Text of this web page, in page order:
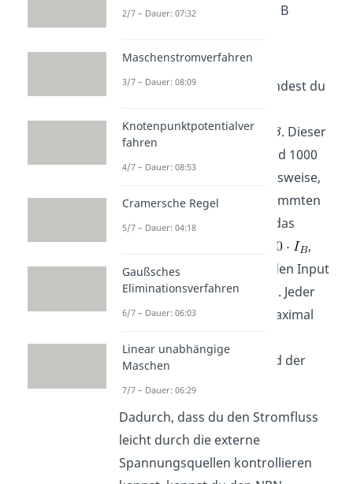
bekommt den Buchstaben B
Statt den Buchstaben
findest du
griechischen Buchstaben
. Dieser
Faktor kann zwischen 4 und 1000
liegen. Für
beispielsweise,
würdest du für einen bestimmten
Basisstrom
als Output das
,
erhalten. Du kannst aber den Input
nicht beliebig groß wählen. Jeder
Transistor besitzt einen maximal
Überschreitest du ihn, wird der
Transistor zerstört.
Dadurch, dass du den Stromfluss
leicht durch die externe
Spannungsquellen kontrollieren
2/7 – Dauer: 07:32
Maschenstromverfahren
3/7 – Dauer: 08:09
Knotenpunktpotentialver
fahren
4/7 – Dauer: 08:53
Cramersche Regel
5/7 – Dauer: 04:18
Gaußsches
Eliminationsverfahren
6/7 – Dauer: 06:03
Linear unabhängige
Maschen
7/7 – Dauer: 06:29